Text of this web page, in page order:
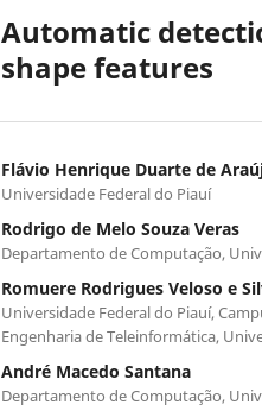
Automatic
shape features
Flávio Henrique Duarte de
Universidade Federal do Piauí
Rodrigo de Melo Souza Veras
Departamento de Computação,
Romuere Rodrigues Veloso e
Universidade Federal do Piauí,
Engenharia de Teleinformática,
André Macedo Santana
Departamento de Computação,